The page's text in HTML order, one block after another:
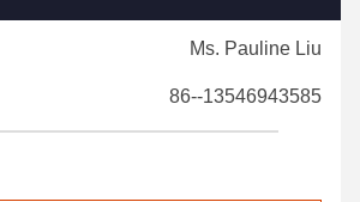
Ms. Pauline Liu
86--13546943585